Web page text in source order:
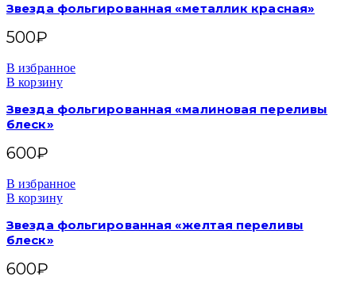
Звезда фольгированная «металлик красная»
500₽
В избранное
В корзину
Звезда фольгированная «малиновая переливы
блеск»
600₽
В избранное
В корзину
Звезда фольгированная «желтая переливы
блеск»
600₽